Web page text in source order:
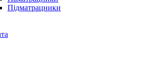
Підматрацники